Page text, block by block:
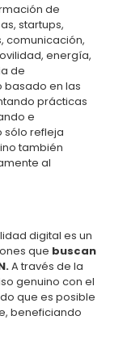
de
startups,
comunicación,
energía,
de
basado en las
prácticas
e
sólo refleja
también
al
digital es un
que buscan
A través de la
genuino con el
que es posible
beneficiando